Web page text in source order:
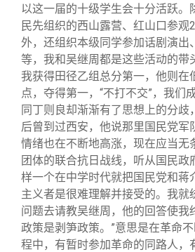
以这一届的十级学生会十分活跃。
民先组织的西山露营、红山口参观
外，还组织本级同学参加话剧演出
等，我和吴继周都是这些活动的带
我获得田径乙组总分第一，他则在
点，夺得第一，“不打不交”，我们
同丁则良却渐渐有了思想上的分歧
后曾到过西安，他说那里国民党军
情绪也在不断地高涨，现在应当无
团体的联合抗日战线，听从国民政
样一个在中学时代就把国民党和蒋
主义者是很难理解并接受的。我就
问题去请教吴继周，他的回答使我
政策是剥笋政策。”意思是在革命
程中，有暂时参加革命的同路人，